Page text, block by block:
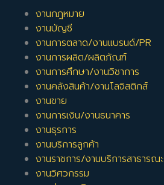
งานกฎหมาย
งานบัญชี
งานการตลาด/งานแบรนด์/PR
งานการผลิต/ผลิตภัณฑ์
งานการศึกษา/งานวิชาการ
งานคลังสินค้า/งานโลจิสติกส์
งานขาย
งานการเงิน/งานธนาคาร
งานธุรการ
งานบริการลูกค้า
งานราชการ/งานบริการสาธารณะ
งานวิศวกรรม